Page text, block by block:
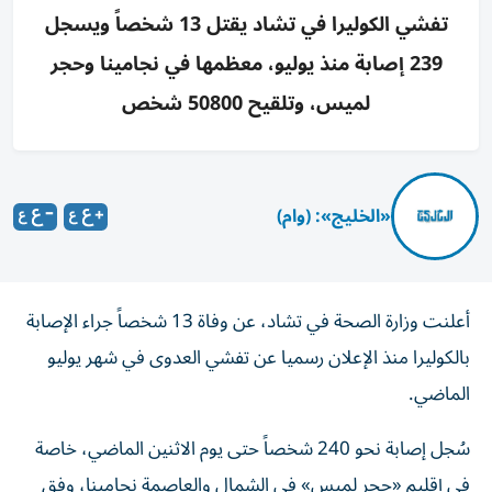
تفشي الكوليرا في تشاد يقتل 13 شخصاً ويسجل
239 إصابة منذ يوليو، معظمها في نجامينا وحجر
لميس، وتلقيح 50800 شخص
«الخليج»: (وام)
أعلنت وزارة الصحة في تشاد، عن وفاة 13 شخصاً جراء الإصابة
بالكوليرا منذ الإعلان رسميا عن تفشي العدوى في شهر يوليو
الماضي.
سُجل إصابة نحو 240 شخصاً حتى يوم الاثنين الماضي، خاصة